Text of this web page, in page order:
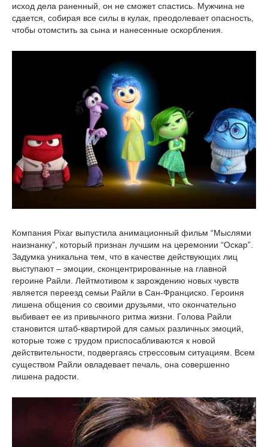
исход дела раненный, он не сможет спастись. Мужчина не
сдается, собирая все силы в кулак, преодолевает опасность,
чтобы отомстить за сына и нанесенные оскорбления.
Компания Pixar выпустила анимационный фильм “Мыслями
наизнанку”, который признан лучшим на церемонии “Оскар”.
Задумка уникальна тем, что в качестве действующих лиц
выступают – эмоции, сконцентрированные на главной
героине Райли. Лейтмотивом к зарождению новых чувств
является переезд семьи Райли в Сан-Франциско. Героиня
лишена общения со своими друзьями, что окончательно
выбивает ее из привычного ритма жизни. Голова Райли
становится штаб-квартирой для самых различных эмоций,
которые тоже с трудом приспосабливаются к новой
действительности, подвергаясь стрессовым ситуациям. Всем
существом Райли овладевает печаль, она совершенно
лишена радости.